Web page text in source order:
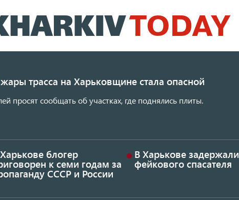
к
основному
трасса на Харьковщине стала опасной
просят сообщать об участках, где поднялись плиты.
блогер
к семи годам за
СССР и России
В Харькове задержали
фейкового спасателя